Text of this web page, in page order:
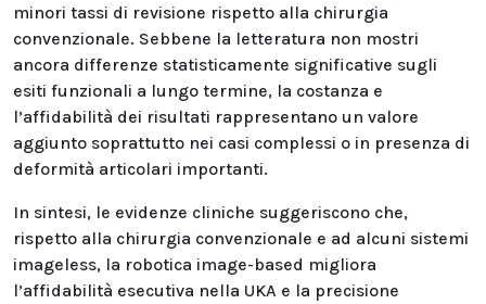
minori tassi di revisione rispetto alla chirurgia
convenzionale. Sebbene la letteratura non mostri
ancora differenze statisticamente significative sugli
esiti funzionali a lungo termine, la costanza e
l’affidabilità dei risultati rappresentano un valore
aggiunto soprattutto nei casi complessi o in presenza di
deformità articolari importanti.
In sintesi, le evidenze cliniche suggeriscono che,
rispetto alla chirurgia convenzionale e ad alcuni sistemi
imageless, la robotica image-based migliora
l’affidabilità esecutiva nella UKA e la precisione